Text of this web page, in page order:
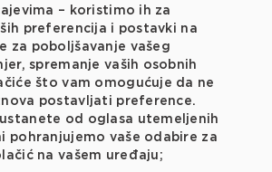
– koristimo ih za
preferencija i postavki na
za poboljšavanje vašeg
spremanje vaših osobnih
što vam omogućuje da ne
postavljati preference.
od oglasa utemeljenih
pohranjujemo vaše odabire za
na vašem uređaju;